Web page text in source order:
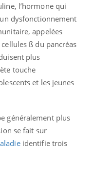
l’hormone qui
dysfonctionnement
appelées
ß du pancréas
plus
touche
et les jeunes
généralement plus
se fait sur
identifie trois